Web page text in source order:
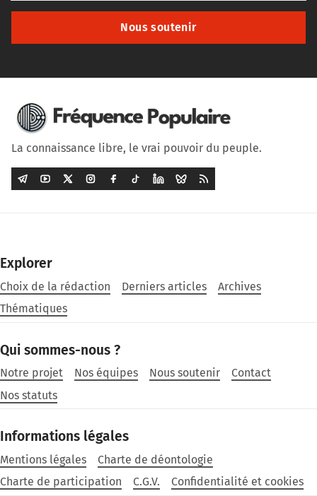
Nous soutenir
La connaissance libre, le vrai pouvoir du peuple.
Explorer
Choix de la rédaction Derniers articles
Archives
Thématiques
Qui sommes-nous ?
Notre projet Nos équipes Nous soutenir
Contact
Nos statuts
Informations légales
Mentions légales
Charte de déontologie
Charte de participation
C.G.V. Confidentialité et cookies